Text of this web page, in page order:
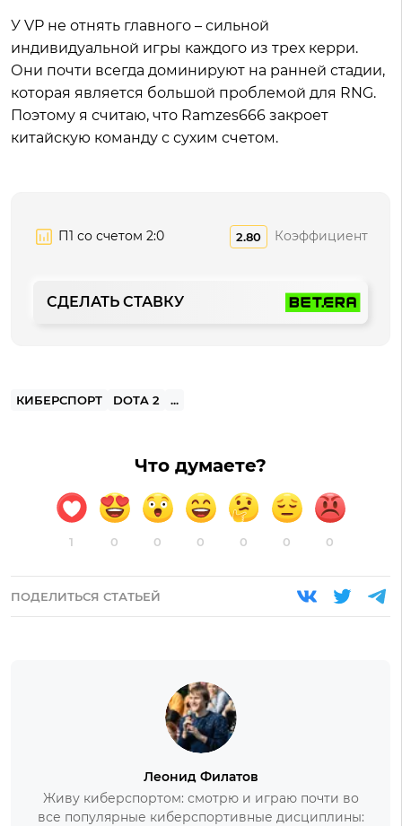
У VP не отнять главного – сильной
индивидуальной игры каждого из трех керри.
Они почти всегда доминируют на ранней стадии,
которая является большой проблемой для RNG.
Поэтому я считаю, что Ramzes666 закроет
китайскую команду с сухим счетом.
П1 со счетом 2:0 2.80 Коэффициент
СДЕЛАТЬ СТАВКУ
КИБЕРСПОРТ DOTA 2 ...
Что думаете?
1 0 0 0 0 0 0
ПОДЕЛИТЬСЯ СТАТЬЕЙ
Леонид Филатов
Живу киберспортом: смотрю и играю почти во
все популярные киберспортивные дисциплины: